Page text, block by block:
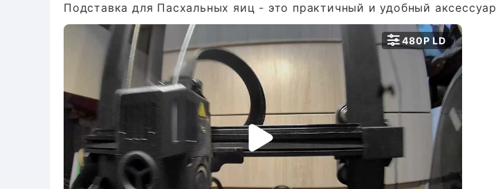
Подставка для Пасхальных яиц - это практичный и удобный аксессуар

480P LD